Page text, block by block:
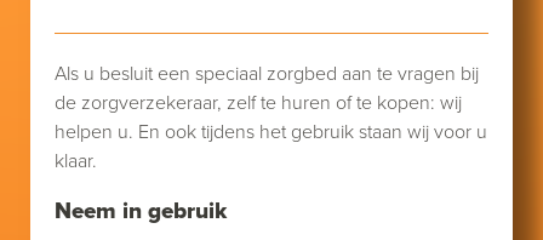
Neem in gebruik
Als u besluit een speciaal zorgbed aan te vragen bij
de zorgverzekeraar, zelf te huren of te kopen: wij
helpen u. En ook tijdens het gebruik staan wij voor u
klaar.